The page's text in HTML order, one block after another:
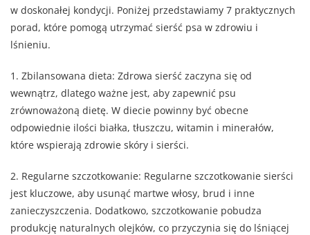
w doskonałej kondycji. Poniżej przedstawiamy 7 praktycznych
porad, które pomogą utrzymać sierść psa w zdrowiu i
lśnieniu.
1. Zbilansowana dieta: Zdrowa sierść zaczyna się od
wewnątrz, dlatego ważne jest, aby zapewnić psu
zrównoważoną dietę. W diecie powinny być obecne
odpowiednie ilości białka, tłuszczu, witamin i minerałów,
które wspierają zdrowie skóry i sierści.
2. Regularne szczotkowanie: Regularne szczotkowanie sierści
jest kluczowe, aby usunąć martwe włosy, brud i inne
zanieczyszczenia. Dodatkowo, szczotkowanie pobudza
produkcję naturalnych olejków, co przyczynia się do lśniącej